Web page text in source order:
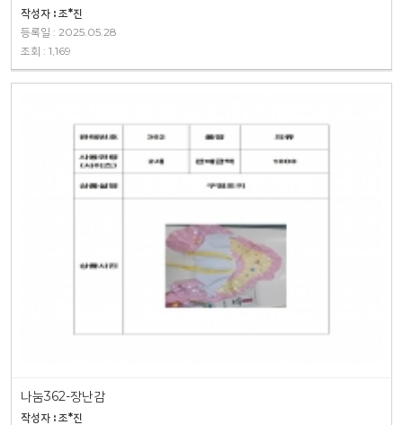
작성자 : 조*진
등록일 : 2025.05.28
조회 : 1,169
나눔362-장난감
작성자 : 조*진